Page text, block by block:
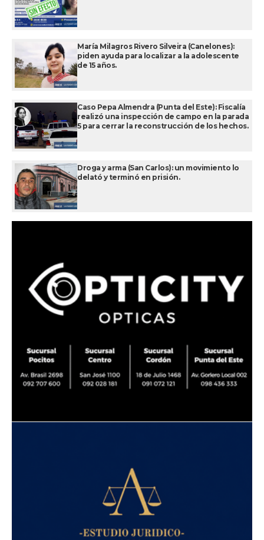
María Milagros Rivero Silveira (Canelones):
piden ayuda para localizar a la adolescente
de 15 años.
Caso Pepa Almendra (Punta del Este): Fiscalía
realizó una inspección de campo en la parada
5 para cerrar la reconstrucción de los hechos.
Droga y arma (San Carlos): un movimiento lo
delató y terminó en prisión.